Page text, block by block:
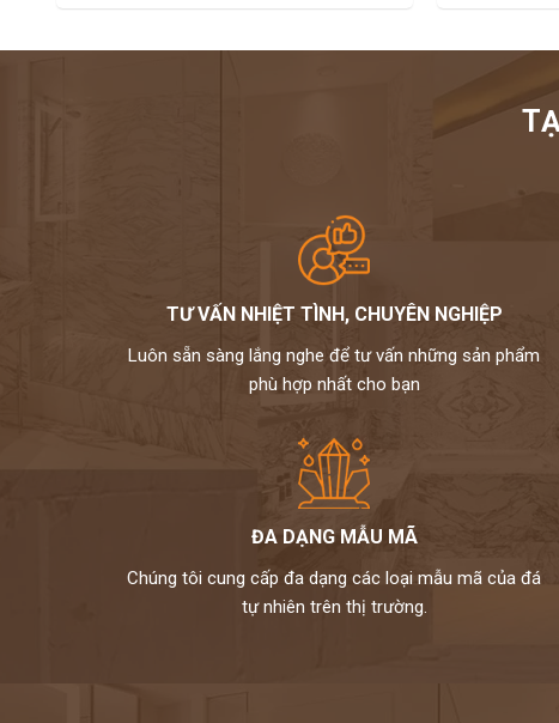
TƯ VẤN NHIỆT TÌNH, CHUYÊN NGHIỆP
Luôn sẵn sàng lắng nghe để tư vấn những sản phẩm
phù hợp nhất cho bạn
ĐA DẠNG MẪU MÃ
Chúng tôi cung cấp đa dạng các loại mẫu mã của đá
tự nhiên trên thị trường.